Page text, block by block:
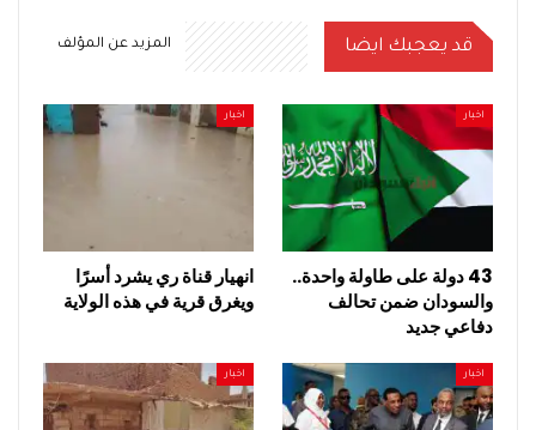
قد يعجبك ايضا المزيد عن المؤلف
اخبار
43 دولة على طاولة واحدة..
والسودان ضمن تحالف
دفاعي جديد
اخبار
انهيار قناة ري يشرد أسرًا
ويغرق قرية في هذه الولاية
اخبار اخبار